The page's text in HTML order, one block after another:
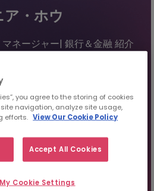
ア・ホウ
ネージャー| 銀行＆金融 紹介
Linkedin
メを送信
介のご相談
you agree to the storing of cookies
navigation, analyze site usage,
efforts.
View Our Cookie Policy
Accept All Cookies
Cookie Settings